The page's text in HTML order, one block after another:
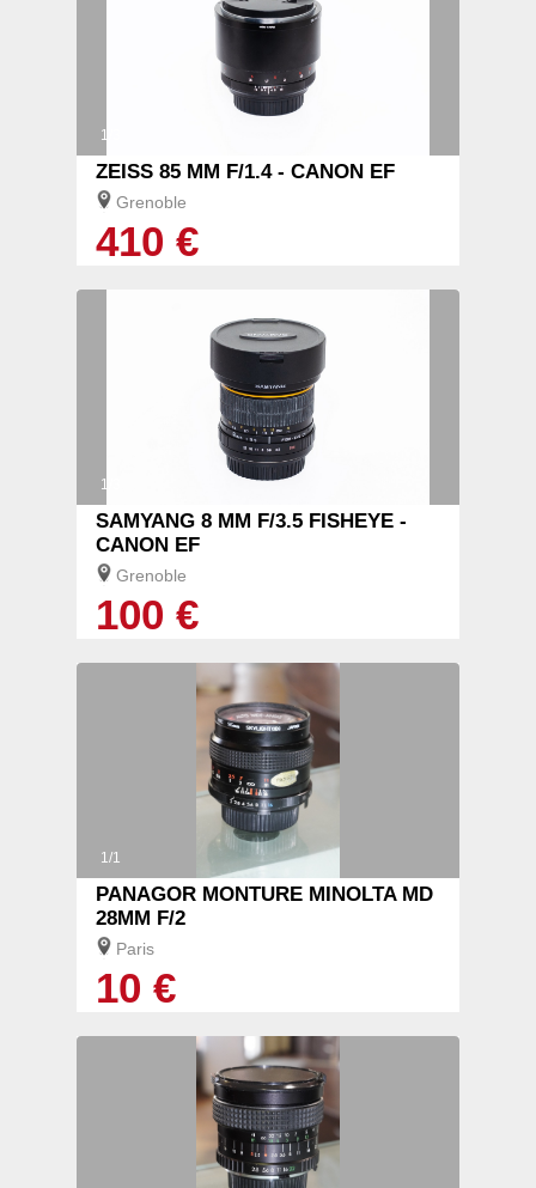
1/3
ZEISS 85 MM F/1.4 - CANON EF
Grenoble
410 €
1/3
SAMYANG 8 MM F/3.5 FISHEYE -
CANON EF
Grenoble
100 €
1/1
PANAGOR MONTURE MINOLTA MD
28MM F/2
Paris
10 €